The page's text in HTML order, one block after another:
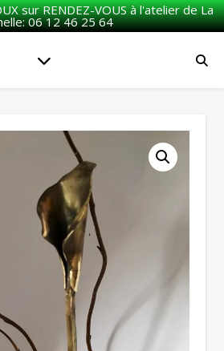
sur RENDEZ-VOUS à l'atelier de La
06 12 46 25 64